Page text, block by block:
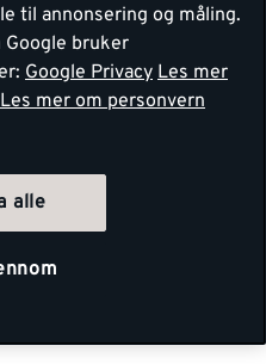
til annonsering og måling.
Google bruker
Google Privacy Les mer
Les mer om personvern
alle